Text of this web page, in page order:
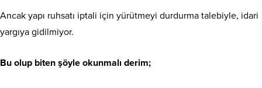
Ancak yapı ruhsatı iptali için yürütmeyi durdurma talebiyle, idari
yargıya gidilmiyor.
Bu olup biten şöyle okunmalı derim;